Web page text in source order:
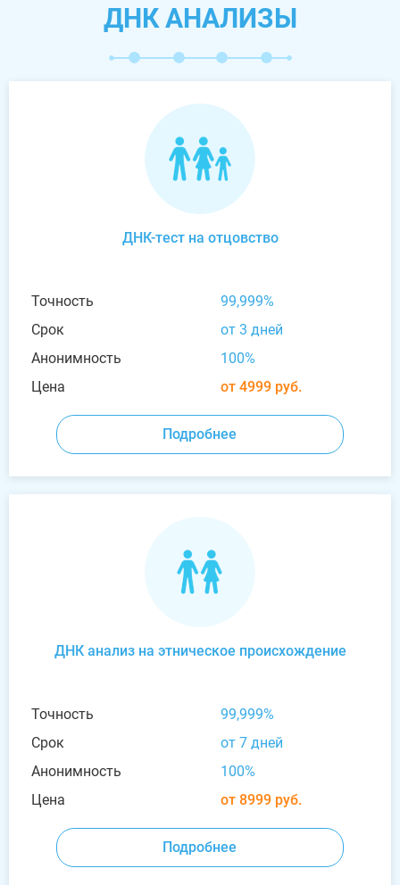
ДНК АНАЛИЗЫ
ДНК-тест на отцовство
Точность
99,999%
Срок
от 3 дней
Анонимность
100%
Цена
от 4999 руб.
Подробнее
ДНК анализ на этническое происхождение
Точность
99,999%
Срок
от 7 дней
Анонимность
100%
Цена
от 8999 руб.
Подробнее